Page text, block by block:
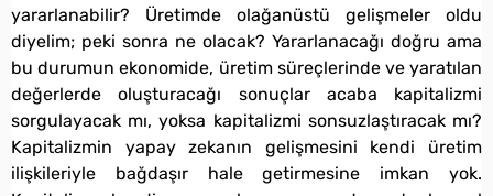
yararlanabilir? Üretimde olağanüstü gelişmeler oldu
diyelim; peki sonra ne olacak? Yararlanacağı doğru ama
bu durumun ekonomide, üretim süreçlerinde ve yaratılan
değerlerde oluşturacağı sonuçlar acaba kapitalizmi
sorgulayacak mı, yoksa kapitalizmi sonsuzlaştıracak mı?
Kapitalizmin yapay zekanın gelişmesini kendi üretim
ilişkileriyle bağdaşır hale getirmesine imkan yok.